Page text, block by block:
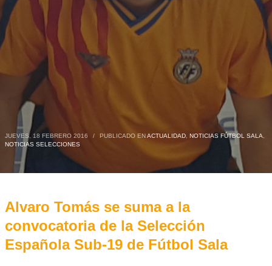
JUEVES, 18 FEBRERO 2016 / PUBLICADO ENACTUALIDAD, NOTICIAS FÚTBOL SALA
NOTICIAS SELECCIONES
Alvaro Tomás se suma a la
convocatoria de la Selección
Española Sub-19 de Fútbol Sala